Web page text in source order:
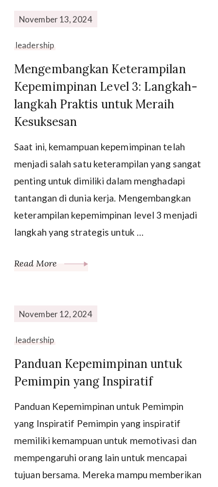
November 13, 2024
leadership
Mengembangkan Keterampilan
Kepemimpinan Level 3: Langkah-
langkah Praktis untuk Meraih
Kesuksesan
Saat ini, kemampuan kepemimpinan telah
menjadi salah satu keterampilan yang sangat
penting untuk dimiliki dalam menghadapi
tantangan di dunia kerja. Mengembangkan
keterampilan kepemimpinan level 3 menjadi
langkah yang strategis untuk …
Read More
November 12, 2024
leadership
Panduan Kepemimpinan untuk
Pemimpin yang Inspiratif
Panduan Kepemimpinan untuk Pemimpin
yang Inspiratif Pemimpin yang inspiratif
memiliki kemampuan untuk memotivasi dan
mempengaruhi orang lain untuk mencapai
tujuan bersama. Mereka mampu memberikan